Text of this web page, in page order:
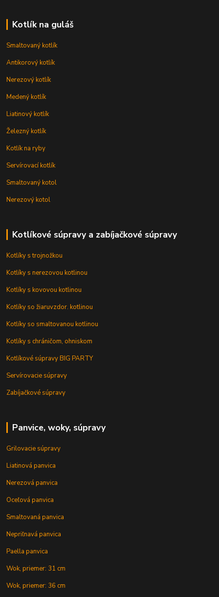
Kotlík na guláš
Smaltovaný kotlík
Antikorový kotlík
Nerezový kotlík
Medený kotlík
Liatinový kotlík
Železný kotlík
Kotlík na ryby
Servírovací kotlík
Smaltovaný kotol
Nerezový kotol
Kotlíkové súpravy a zabíjačkové súpravy
Kotlíky s trojnožkou
Kotlíky s nerezovou kotlinou
Kotlíky s kovovou kotlinou
Kotlíky so žiaruvzdor. kotlinou
Kotlíky so smaltovanou kotlinou
Kotlíky s chráničom, ohniskom
Kotlíkové súpravy BIG PARTY
Servírovacie súpravy
Zabíjačkové súpravy
Panvice, woky, súpravy
Grilovacie súpravy
Liatinová panvica
Nerezová panvica
Oceľová panvica
Smaltovaná panvica
Nepriľnavá panvica
Paella panvica
Wok, priemer: 31 cm
Wok, priemer: 36 cm